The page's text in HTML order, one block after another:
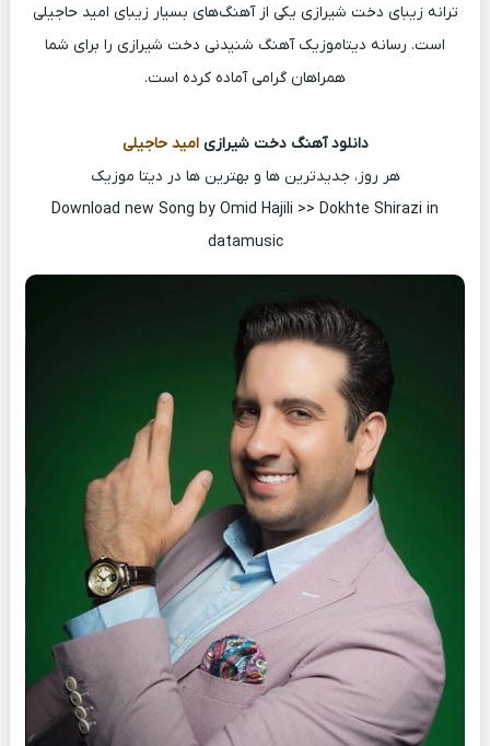
ترانه زیبای دخت شیرازی یکی از آهنگ‌های بسیار زیبای امید حاجیلی
است. رسانه دیتاموزیک آهنگ شنیدنی دخت شیرازی را برای شما
همراهان گرامی آماده کرده است.
دانلود آهنگ دخت شیرازیامید حاجیلی
هر روز، جدیدترین ها و بهترین ها در دیتا موزیک
Download new Song by Omid Hajili >> Dokhte Shirazi in
datamusic